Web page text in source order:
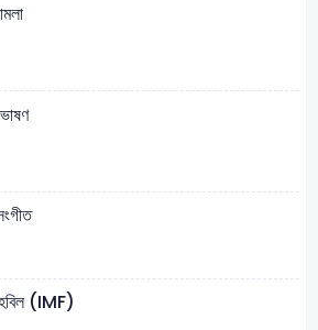
(IMF)